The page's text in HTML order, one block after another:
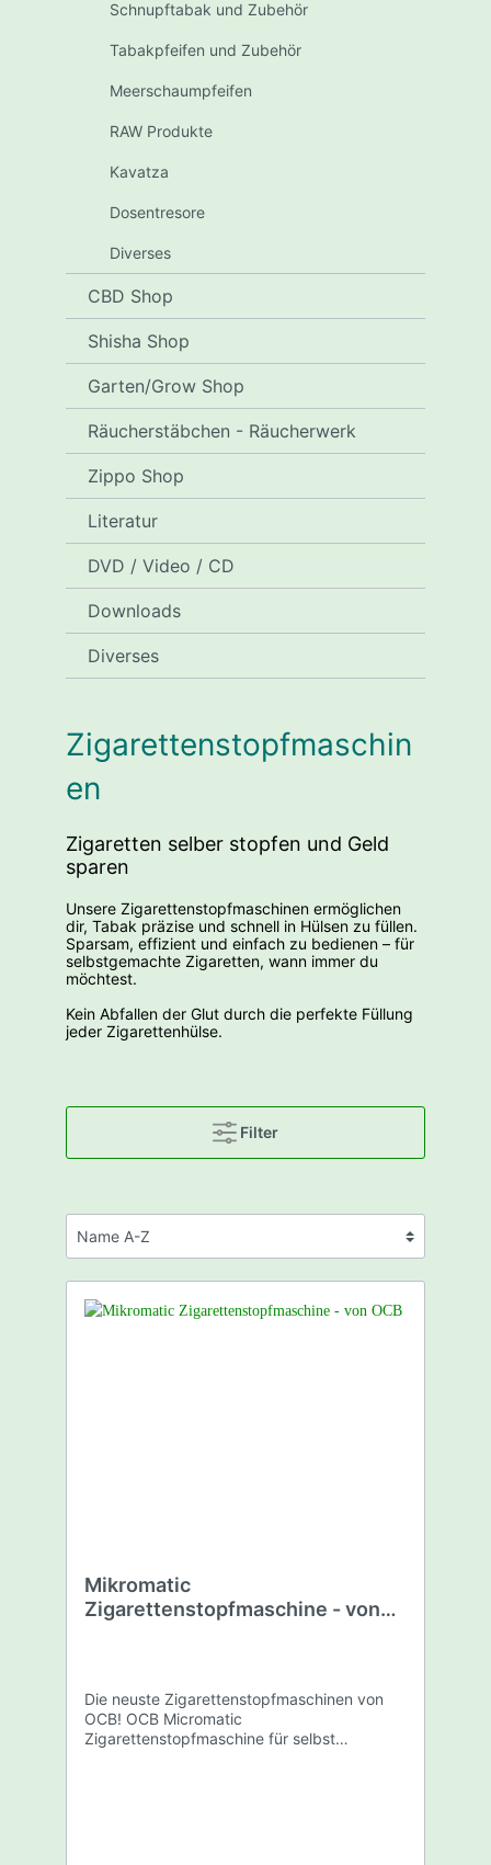
Schnupftabak und Zubehör
Tabakpfeifen und Zubehör
Meerschaumpfeifen
RAW Produkte
Kavatza
Dosentresore
Diverses
CBD Shop
Shisha Shop
Garten/Grow Shop
Räucherstäbchen - Räucherwerk
Zippo Shop
Literatur
DVD / Video / CD
Downloads
Diverses
Zigarettenstopfmaschin
en
Zigaretten selber stopfen und Geld
sparen
Unsere Zigarettenstopfmaschinen ermöglichen
dir, Tabak präzise und schnell in Hülsen zu füllen.
Sparsam, effizient und einfach zu bedienen – für
selbstgemachte Zigaretten, wann immer du
möchtest.
Kein Abfallen der Glut durch die perfekte Füllung
jeder Zigarettenhülse.
Filter
Mikromatic
Zigarettenstopfmaschine - von
Die neuste Zigarettenstopfmaschinen von
OCB! OCB Micromatic
Zigarettenstopfmaschine für selbst